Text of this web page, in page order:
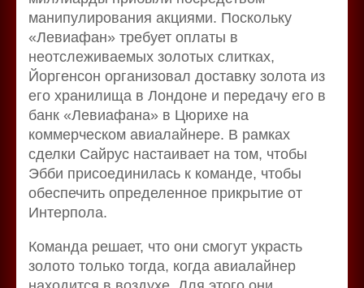
манипулирования акциями. Поскольку
«Левиафан» требует оплаты в
неотслеживаемых золотых слитках,
Йоргенсон организовал доставку золота из
его хранилища в Лондоне и передачу его в
банк «Левиафана» в Цюрихе на
коммерческом авиалайнере. В рамках
сделки Сайрус настаивает на том, чтобы
Эбби присоединилась к команде, чтобы
обеспечить определенное прикрытие от
Интерпола.
Команда решает, что они смогут украсть
золото только тогда, когда авиалайнер